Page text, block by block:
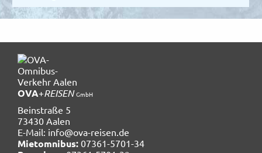
OVA+REISEN GmbH
Beinstraße 5
73430 Aalen
E-Mail: info@ova-reisen.de
Mietomnibus: 07361-5701-34